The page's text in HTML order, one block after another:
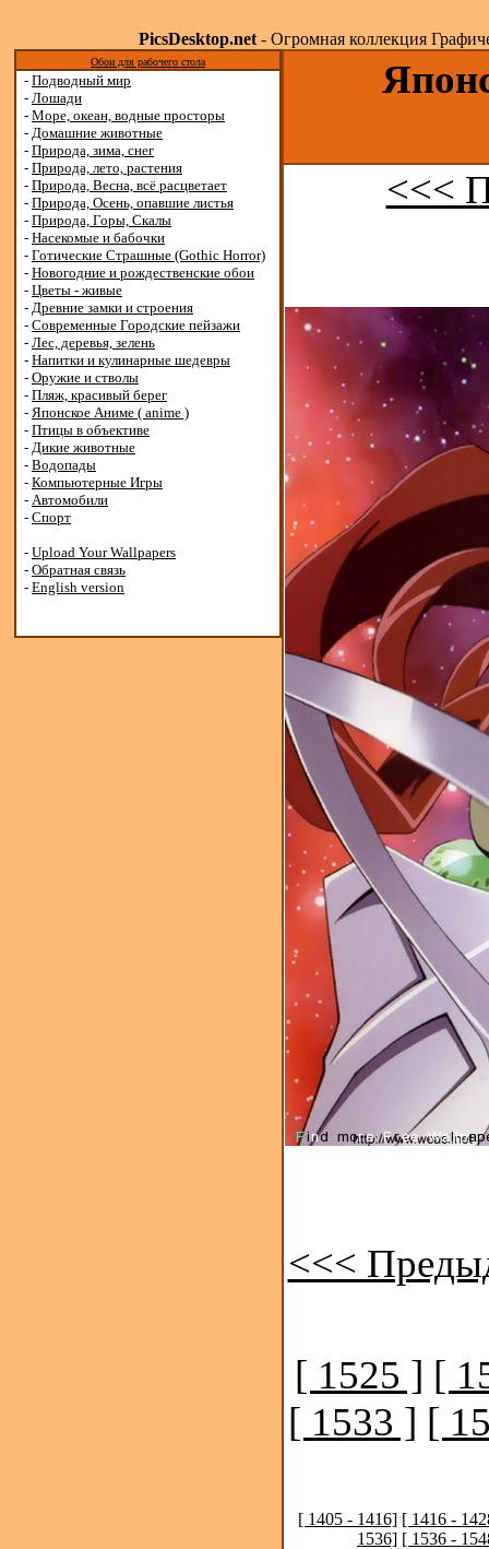
PicsDesktop.net- Огромная коллекция
Обои для рабочего стола
- Подводный мир
- Лошади
- Море, океан, водные просторы
- Домашние животные
- Природа, зима, снег
- Природа, лето, растения
- Природа, Весна, всё расцветает
- Природа, Осень, опавшие листья
- Природа, Горы, Скалы
- Насекомые и бабочки
- Готические Страшные (Gothic Horror)
- Новогодние и рождественские обои
- Цветы - живые
- Древние замки и строения
- Современные Городские пейзажи
- Лес, деревья, зелень
- Напитки и кулинарные шедевры
- Оружие и стволы
- Пляж, красивый берег
- Японское Аниме ( anime )
- Птицы в объективе
- Дикие животные
- Водопады
- Компьютерные Игры
- Автомобили
- Спорт
- Upload Your Wallpapers
- Обратная связь
- English version
<<<
<<<
[ 1525 ] [
[ 1533 ] [
[ 1405 - 1416] [ 1416 -
1536] [ 1536 -